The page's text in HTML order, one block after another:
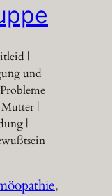
|
und
|
|